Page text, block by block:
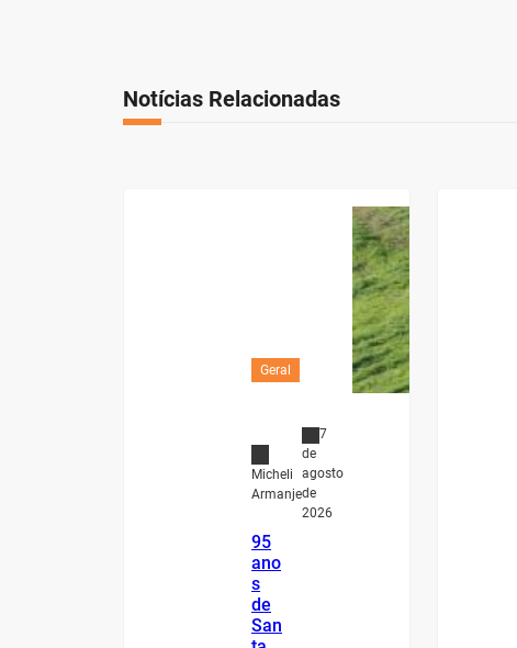
Notícias Relacionadas
Geral
Micheli
Armanje
7
de
agosto
de
2026
95
ano
s
de
San